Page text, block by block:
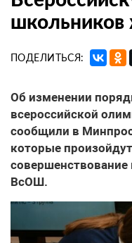
ПОДЕЛИТЬСЯ:
Об изменении
всероссийской
сообщили в
которые
ВсОШ.